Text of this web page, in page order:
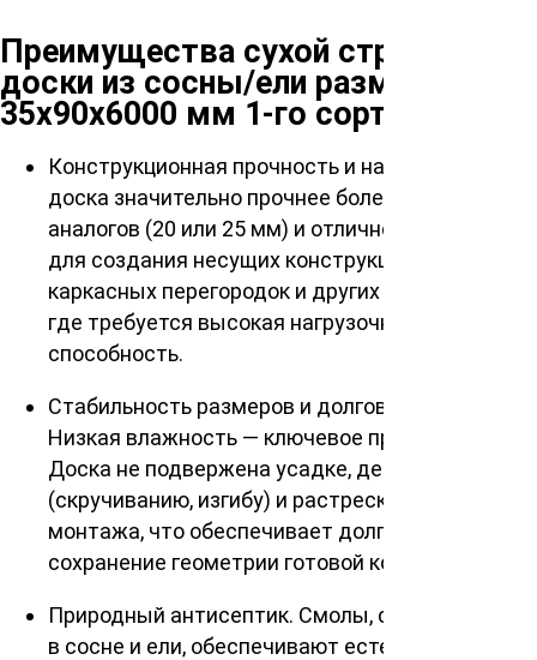
Преимущества сухой строганной
доски из сосны/ели размером
35х90х6000 мм 1-го сорта
Конструкционная прочность и надежность. Эта
доска значительно прочнее более тонких
аналогов (20 или 25 мм) и отлично подходит
для создания несущих конструкций, лаг пола,
каркасных перегородок и других элементов,
где требуется высокая нагрузочная
способность.
Стабильность размеров и долговечность.
Низкая влажность — ключевое преимущество.
Доска не подвержена усадке, деформации
(скручиванию, изгибу) и растрескиванию после
монтажа, что обеспечивает долговечность и
сохранение геометрии готовой конструкции.
Природный антисептик. Смолы, содержащиеся
в сосне и ели, обеспечивают естественную